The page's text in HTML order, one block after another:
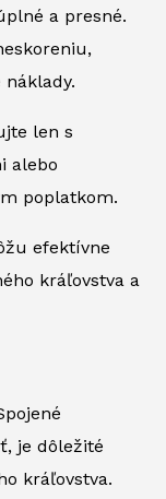
a presné.
len s
alebo
poplatkom.
efektívne
kráľovstva a
je dôležité
kráľovstva.